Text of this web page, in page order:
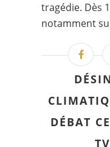
tragédie. Dès
notamment
DÉBAT